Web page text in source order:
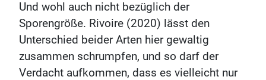
Und wohl auch nicht bezüglich der
Sporengröße. Rivoire (2020) lässt den
Unterschied beider Arten hier gewaltig
zusammen schrumpfen, und so darf der
Verdacht aufkommen, dass es vielleicht nur